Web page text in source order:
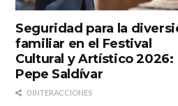
Seguridad para la
familiar en el Festival
Cultural y Artístico 2026:
Pepe Saldívar
0 INTERACCIONES